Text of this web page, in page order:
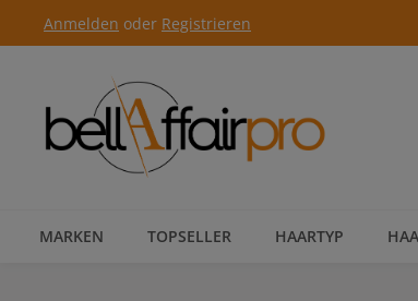
Hauptnavigation springen
Anmelden oder Registrieren
MARKEN TOPSELLER HAARTYP